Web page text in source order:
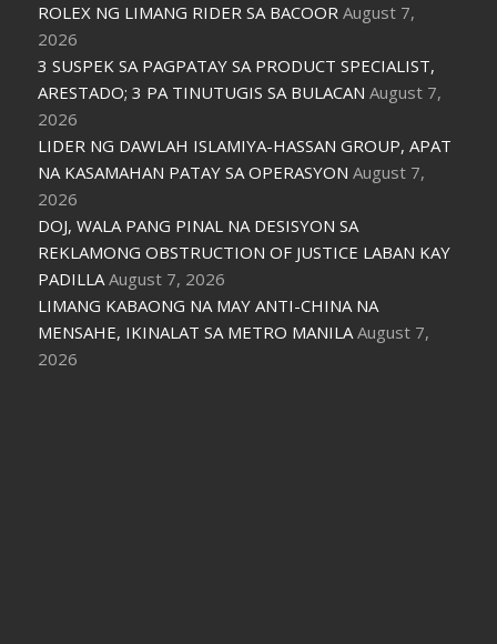
ROLEX NG LIMANG RIDER SA BACOOR August 7,
2026
3 SUSPEK SA PAGPATAY SA PRODUCT SPECIALIST,
ARESTADO; 3 PA TINUTUGIS SA BULACAN August 7,
2026
LIDER NG DAWLAH ISLAMIYA-HASSAN GROUP, APAT
NA KASAMAHAN PATAY SA OPERASYON August 7,
2026
DOJ, WALA PANG PINAL NA DESISYON SA
REKLAMONG OBSTRUCTION OF JUSTICE LABAN KAY
PADILLA August 7, 2026
LIMANG KABAONG NA MAY ANTI-CHINA NA
MENSAHE, IKINALAT SA METRO MANILA August 7,
2026